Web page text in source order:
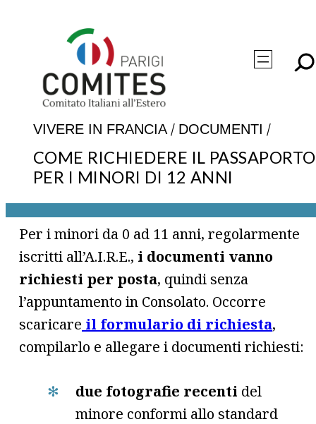
VIVERE IN FRANCIA/ DOCUMENTI /
COME RICHIEDERE IL PASSAPORTO
PER I MINORI DI 12 ANNI
Per i minori da 0 ad 11 anni, regolarmente
iscritti all’A.I.R.E., i documenti vanno
richiesti per posta, quindi senza
l’appuntamento in Consolato. Occorre
scaricare il formulario di richiesta,
compilarlo e allegare i documenti richiesti:
due fotografie recenti del
minore conformi allo standard